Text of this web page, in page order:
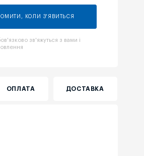
КОЛИ З'ЯВИТЬСЯ
зв'яжуться з вами і
ОПЛАТА ДОСТАВКА